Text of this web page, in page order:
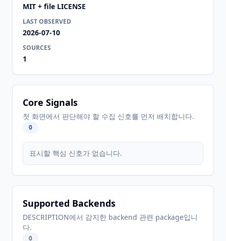
MIT + file LICENSE
LAST OBSERVED
2026-07-10
SOURCES
1
Core Signals
첫 화면에서 판단해야 할 수집 신호를 먼저 배치합니다.
0
표시할 핵심 신호가 없습니다.
Supported Backends
DESCRIPTION에서 감지한 backend 관련 package입니
다.
0